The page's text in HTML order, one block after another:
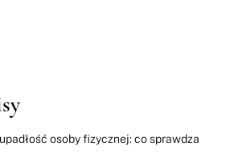
osoby fizycznej: co sprawdza